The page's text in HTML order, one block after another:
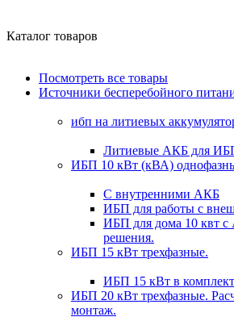
Каталог товаров
Посмотреть все товары
Источники бесперебойного
ибп на литиевых
Литиевые АКБ для
ИБП 10 кВт (кВА)
С внутренними АКБ
ИБП для работы с
ИБП для дома 10 квт
решения.
ИБП 15 кВт трехфазные.
ИБП 15 кВт в
ИБП 20 кВт трехфазные.
монтаж.